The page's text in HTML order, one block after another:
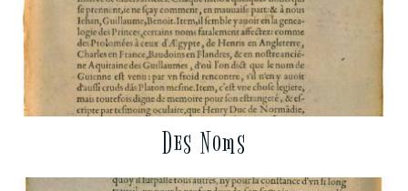
Des Noms